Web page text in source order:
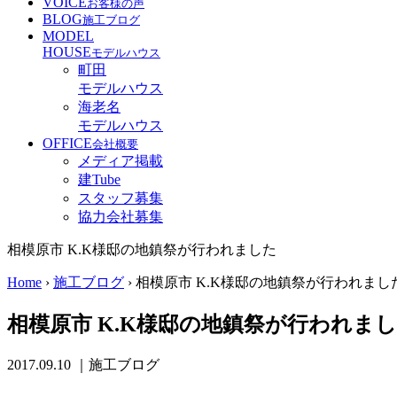
お客様の声
BLOG施工ブログ
MODEL
HOUSEモデルハウス
町田
モデルハウス
海老名
モデルハウス
OFFICE会社概要
メディア掲載
建Tube
スタッフ募集
協力会社募集
相模原市 K.K様邸の地鎮祭が行われました
Home › 施工ブログ › 相模原市 K.K様邸の地鎮祭が行われまし
相模原市 K.K様邸の地鎮祭が行われま
2017.09.10 ｜施工ブログ